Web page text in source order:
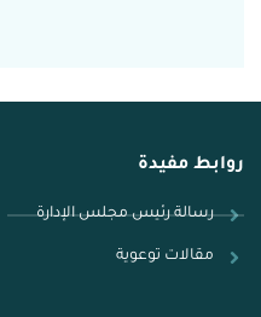
روابط مفيدة
رسالة رئيس مجلس الإدارة
مقالات توعوية